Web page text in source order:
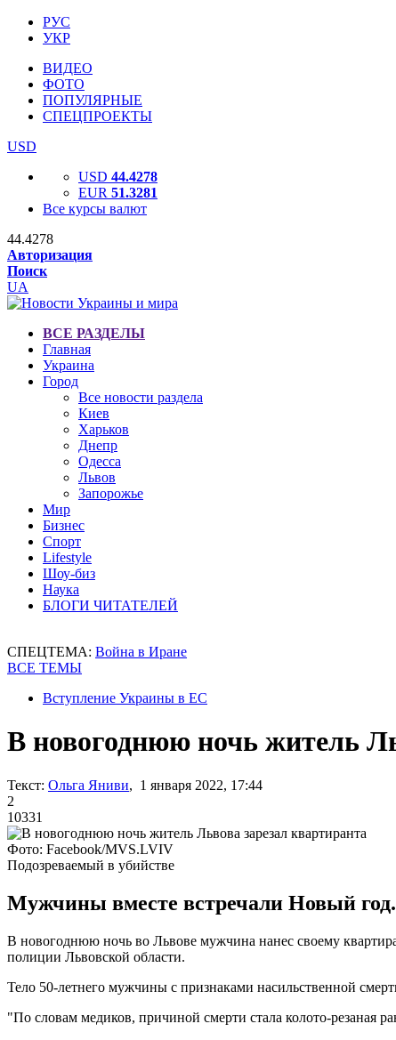
РУС
УКР
ВИДЕО
ФОТО
ПОПУЛЯРНЫЕ
СПЕЦПРОЕКТЫ
USD
USD 44.4278
EUR 51.3281
Все курсы валют
44.4278
Авторизация
Поиск
UA
ВСЕ РАЗДЕЛЫ
Главная
Украина
Город
Все новости раздела
Киев
Харьков
Днепр
Одесса
Львов
Запорожье
Мир
Бизнес
Спорт
Lifestyle
Шоу-биз
Наука
БЛОГИ ЧИТАТЕЛЕЙ
СПЕЦТЕМА: Война в Иране
ВСЕ ТЕМЫ
Вступление Украины в ЕС
В новогоднюю ночь житель
Текст: Ольга Яниви, 1 января 2022, 17:44
2
10331
Фото: Facebook/MVS.LVIV
Подозреваемый в убийстве
Мужчины вместе встречали Новый
В новогоднюю ночь во Львове мужчина нанес своему
полиции Львовской области.
Тело 50-летнего мужчины с признаками насильственной
"По словам медиков, причиной смерти стала колото-резаная